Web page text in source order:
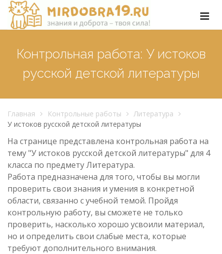
Контрольная работа: У истоков
русской детской литературы
Главная Контрольные работы
Литература
У истоков русской детской литературы
На странице представлена контрольная работа на
тему "У истоков русской детской литературы" для 4
класса по предмету Литература.
Работа предназначена для того, чтобы вы могли
проверить свои знания и умения в конкретной
области, связанно с учебной темой. Пройдя
контрольную работу, вы сможете не только
проверить, насколько хорошо усвоили материал,
но и определить свои слабые места, которые
требуют дополнительного внимания.